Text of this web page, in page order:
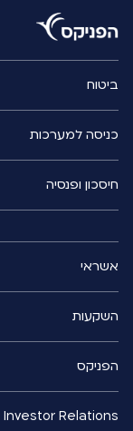
ביטוח
כניסה למערכות
חיסכון ופנסיה
אשראי
השקעות
הפניקס
Investor Relations